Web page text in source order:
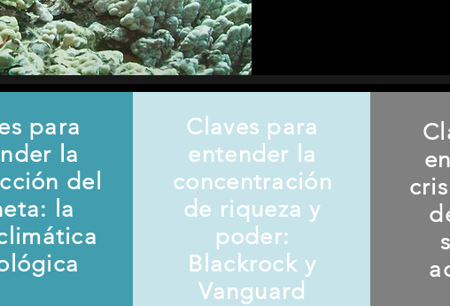
para
la
del
la
Claves para
entender la
concentración
de riqueza y
poder:
Blackrock y
Vanguard